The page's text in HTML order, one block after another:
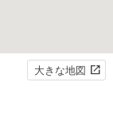
大きな地図